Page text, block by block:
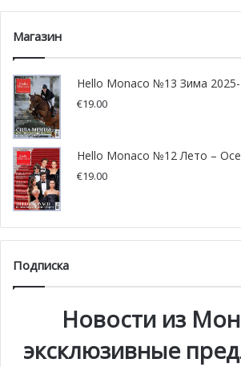
Магазин
Hello Monaco №13 Зима
€19.00
Hello Monaco №12 Лето –
€19.00
Подписка
Новости из
эксклюзивные